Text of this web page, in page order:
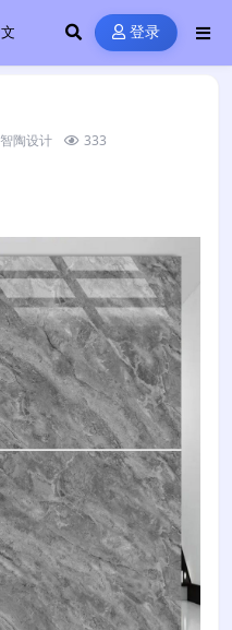
登录
智陶设计 333